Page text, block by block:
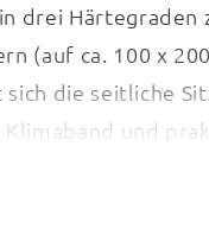
drei Härtegraden
(auf ca. 100 x
die seitliche
und